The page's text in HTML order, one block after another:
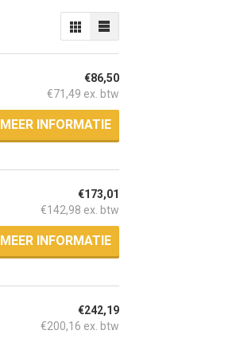
€86,50
€71,49 ex. btw
MEER INFORMATIE
€173,01
€142,98 ex. btw
MEER INFORMATIE
€242,19
€200,16 ex. btw